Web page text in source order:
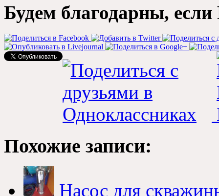
Будем благодарны, если
Похожие записи:
Насос для